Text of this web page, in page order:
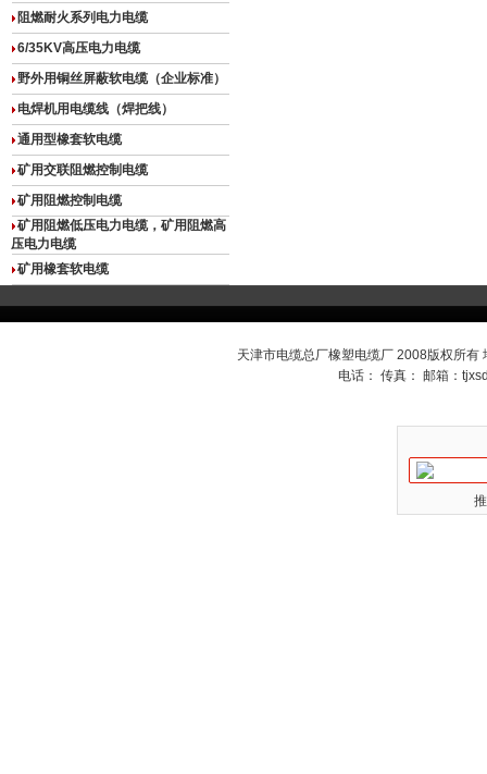
阻燃耐火系列电力电缆
6/35KV高压电力电缆
野外用铜丝屏蔽软电缆（企业标准）
电焊机用电缆线（焊把线）
通用型橡套软电缆
矿用交联阻燃控制电缆
矿用阻燃控制电缆
矿用阻燃低压电力电缆，矿用阻燃高
压电力电缆
矿用橡套软电缆
天津市电缆总厂橡塑电缆厂 2008版权所有
电话： 传真： 邮箱：